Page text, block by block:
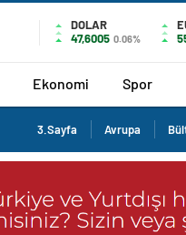
DOLAR
47,6005 0.06%
Ekonomi Spor
3.Sayfa Avrupa